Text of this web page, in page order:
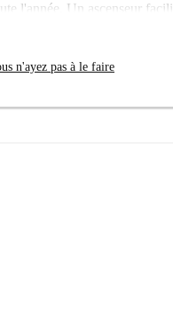
l'année. Un ascenseur
Toutes les factures, y
touristiques
n'ayez pas à le faire